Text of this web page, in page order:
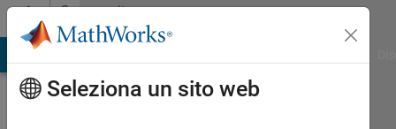
Vai al contenutoCommunity
Profile
Seleziona un sito web